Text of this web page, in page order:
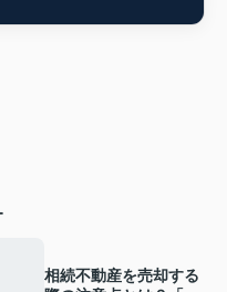
相続不動産を売却する